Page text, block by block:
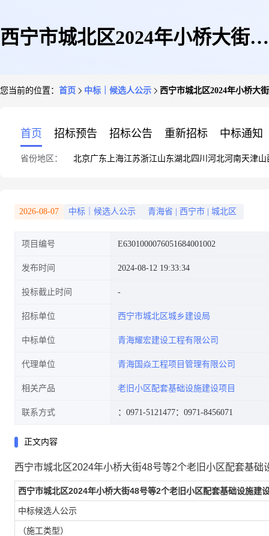
西宁市城北区2024年小桥大街48
人公示
您当前的位置： 首页 中标｜候选人公示 西宁市城北区2024年小桥大
首页 招标预告 招标公告 重新招标 中标通知
省份地区： 北京广东 上海江苏浙江山东湖北四川 河北河南天津山
2026-08-07 中标｜候选人公示 青海省 西宁市 城北区
项目编号 E6301000076051684001002
发布时间 2024-08-12 19:33:34
投标截止时间
招标单位 西宁市城北区城乡建设局
中标单位 青海耀宏建设工程有限公司
代理单位 青海国焱工程项目管理有限公司
相关产品 老旧小区配套基础设施建设项目
联系方式 ：0971-5121477：0971-8456071
正文内容
西宁市城北区2024年小桥大街48号等2个老旧小区配套基
西宁市城北区2024年小桥大街48号等2个老旧小区配套基础设施建
中标候选人公示
（施工类型）